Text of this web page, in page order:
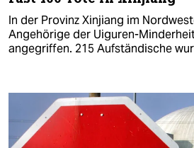
In der Provinz Xinjiang im
Angehörige der Uiguren-
angegriffen. 215 Aufständische